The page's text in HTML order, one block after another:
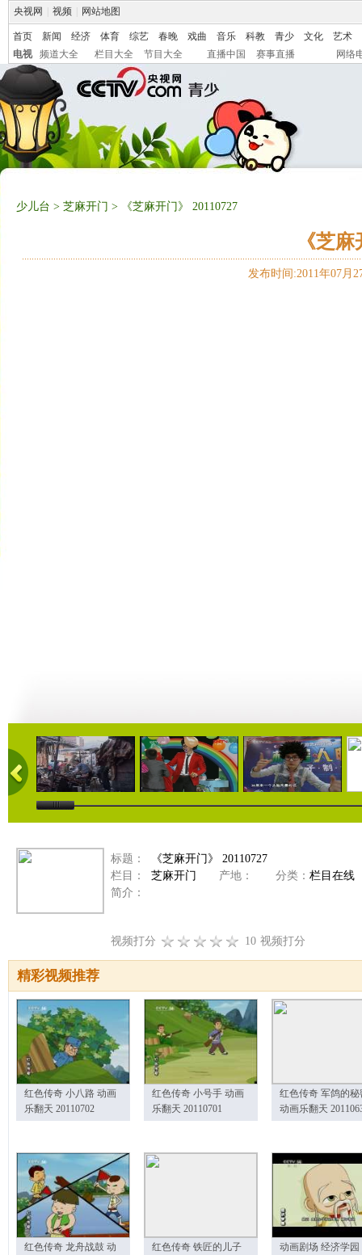
央视网 视频 网站地图
首页 新闻 经济 体育 综艺 春晚 戏曲 音乐 科教 青少 文化
艺术
电视
频道大全 栏目大全 节目大全 直播中国 赛事直播 网络
少儿台 > 芝麻开门 > 《芝麻开门》 20110727
《芝
发布时间:2011年07月
19:57 20:15 19:55
标题：
《芝麻开门》 20110727
栏目：
芝麻开门 产地： 分类： 栏目在线
简介：
视频打分 10 视频打分
精彩视频推荐
红色传奇 小八路 动画
乐翻天 20110702
红色传奇 小号手 动画
乐翻天 20110701
红色传奇 军鸽的秘
动画乐翻天
红色传奇 龙舟战鼓 动
红色传奇 铁匠的儿子
动画剧场 经济学园